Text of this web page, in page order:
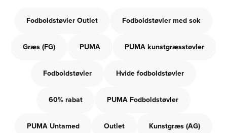
Fodboldstøvler Outlet Fodboldstøvler med sok
Græs (FG) PUMA PUMA kunstgræsstøvler
Fodboldstøvler Hvide fodboldstøvler
60% rabat PUMA Fodboldstøvler
PUMA Untamed Outlet Kunstgræs (AG)